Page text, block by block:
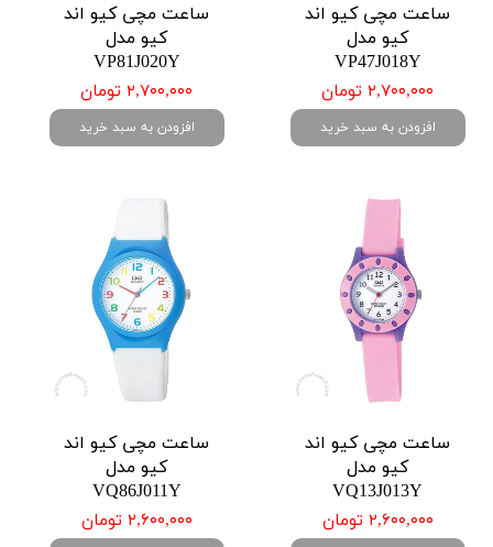
ساعت مچی کیو اند
کیو مدل
VP47J018Y
۲,۷۰۰,۰۰۰ تومان
افزودن به سبد خرید
ساعت مچی کیو اند
کیو مدل
VP81J020Y
۲,۷۰۰,۰۰۰ تومان
افزودن به سبد خرید
ساعت مچی کیو اند
کیو مدل
VQ13J013Y
۲,۶۰۰,۰۰۰ تومان
ساعت مچی کیو اند
کیو مدل
VQ86J011Y
۲,۶۰۰,۰۰۰ تومان